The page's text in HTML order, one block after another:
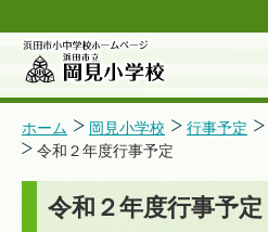
浜田市小中学校ホームページ
ホーム 岡見小学校 行事予定
令和２年度行事予定
令和２年度行事予定